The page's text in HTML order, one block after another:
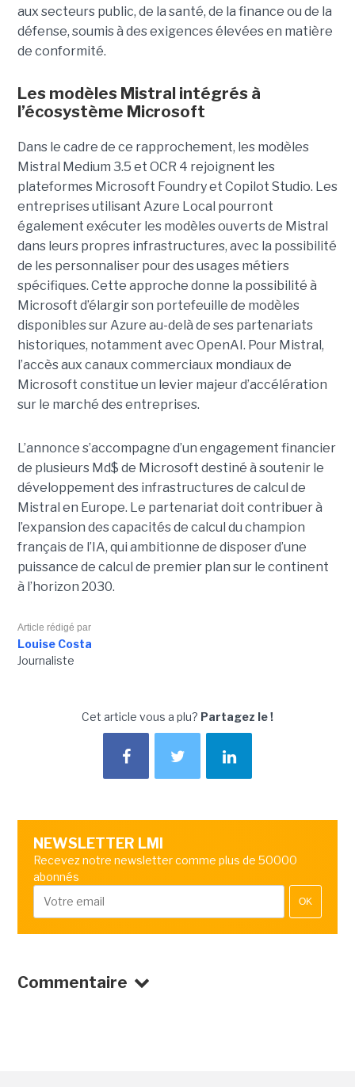
aux secteurs public, de la santé, de la finance ou de la
défense, soumis à des exigences élevées en matière
de conformité.
Les modèles Mistral intégrés à
l’écosystème Microsoft
Dans le cadre de ce rapprochement, les modèles
Mistral Medium 3.5 et OCR 4 rejoignent les
plateformes Microsoft Foundry et Copilot Studio. Les
entreprises utilisant Azure Local pourront
également exécuter les modèles ouverts de Mistral
dans leurs propres infrastructures, avec la possibilité
de les personnaliser pour des usages métiers
spécifiques. Cette approche donne la possibilité à
Microsoft d’élargir son portefeuille de modèles
disponibles sur Azure au-delà de ses partenariats
historiques, notamment avec OpenAI. Pour Mistral,
l’accès aux canaux commerciaux mondiaux de
Microsoft constitue un levier majeur d’accélération
sur le marché des entreprises.
L’annonce s’accompagne d’un engagement financier
de plusieurs Md$ de Microsoft destiné à soutenir le
développement des infrastructures de calcul de
Mistral en Europe. Le partenariat doit contribuer à
l’expansion des capacités de calcul du champion
français de l’IA, qui ambitionne de disposer d’une
puissance de calcul de premier plan sur le continent
à l’horizon 2030.
Article rédigé par
Louise Costa
Journaliste
Cet article vous a plu? Partagez le !
NEWSLETTER LMI
Recevez notre newsletter comme plus de 50000
abonnés
OK
Commentaire